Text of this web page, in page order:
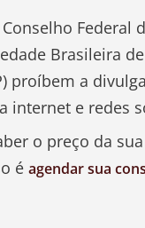
Federal
Brasileira
proíbem a
internet e redes
o preço da
é agendar sua